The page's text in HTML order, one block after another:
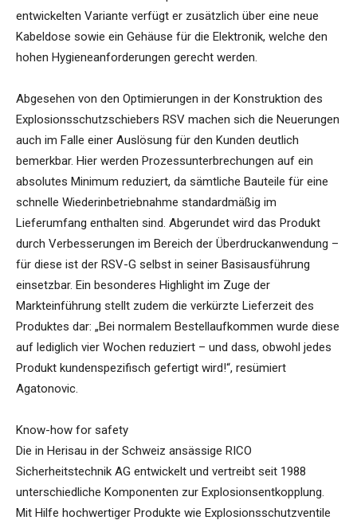
entwickelten Variante verfügt er zusätzlich über eine neue
Kabeldose sowie ein Gehäuse für die Elektronik, welche den
hohen Hygieneanforderungen gerecht werden.
Abgesehen von den Optimierungen in der Konstruktion des
Explosionsschutzschiebers RSV machen sich die Neuerungen
auch im Falle einer Auslösung für den Kunden deutlich
bemerkbar. Hier werden Prozessunterbrechungen auf ein
absolutes Minimum reduziert, da sämtliche Bauteile für eine
schnelle Wiederinbetriebnahme standardmäßig im
Lieferumfang enthalten sind. Abgerundet wird das Produkt
durch Verbesserungen im Bereich der Überdruckanwendung –
für diese ist der RSV-G selbst in seiner Basisausführung
einsetzbar. Ein besonderes Highlight im Zuge der
Markteinführung stellt zudem die verkürzte Lieferzeit des
Produktes dar: „Bei normalem Bestellaufkommen wurde diese
auf lediglich vier Wochen reduziert – und dass, obwohl jedes
Produkt kundenspezifisch gefertigt wird!“, resümiert
Agatonovic.
Know-how for safety
Die in Herisau in der Schweiz ansässige RICO
Sicherheitstechnik AG entwickelt und vertreibt seit 1988
unterschiedliche Komponenten zur Explosionsentkopplung.
Mit Hilfe hochwertiger Produkte wie Explosionsschutzventile